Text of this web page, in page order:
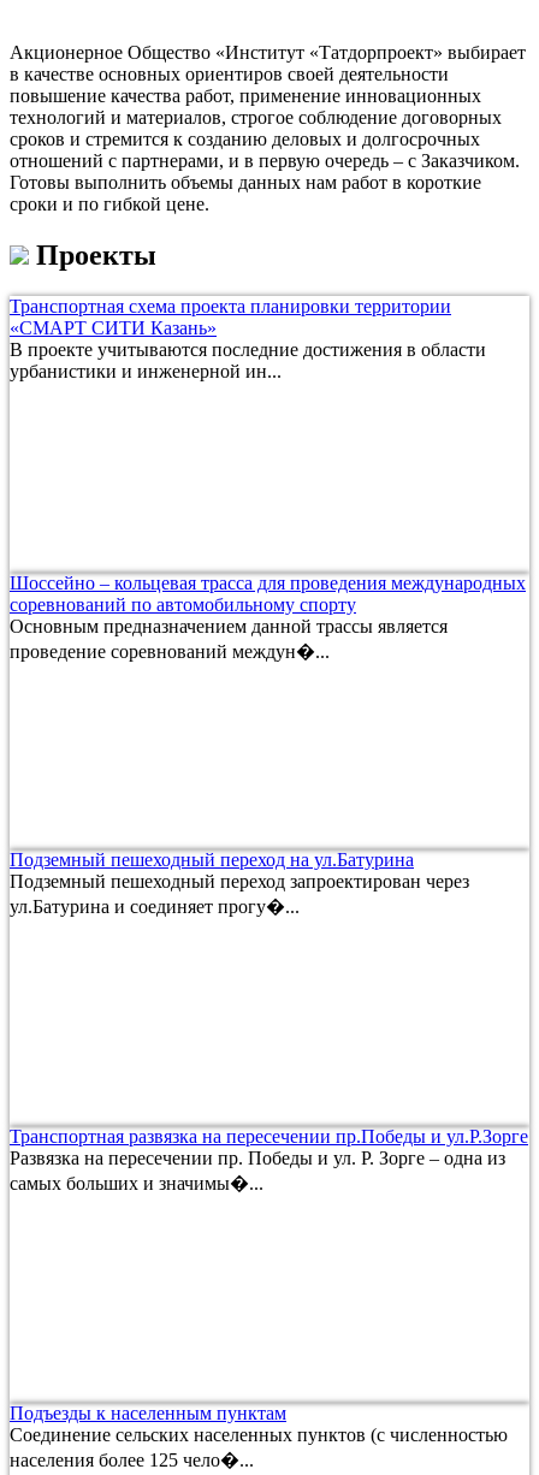
Акционерное Общество «Институт «Татдорпроект» выбирает
в качестве основных ориентиров своей деятельности
повышение качества работ, применение инновационных
технологий и материалов, строгое соблюдение договорных
сроков и стремится к созданию деловых и долгосрочных
отношений с партнерами, и в первую очередь – с Заказчиком.
Готовы выполнить объемы данных нам работ в короткие
сроки и по гибкой цене.
Проекты
Транспортная схема проекта планировки территории
«СМАРТ СИТИ Казань»
В проекте учитываются последние достижения в области
урбанистики и инженерной ин...
Шоссейно – кольцевая трасса для проведения международных
соревнований по автомобильному спорту
Основным предназначением данной трассы является
проведение соревнований междун�...
Подземный пешеходный переход на ул.Батурина
Подземный пешеходный переход запроектирован через
ул.Батурина и соединяет прогу�...
Транспортная развязка на пересечении пр.Победы и ул.Р.Зорге
Развязка на пересечении пр. Победы и ул. Р. Зорге – одна из
самых больших и значимы�...
Подъезды к населенным пунктам
Соединение сельских населенных пунктов (с численностью
населения более 125 чело�...